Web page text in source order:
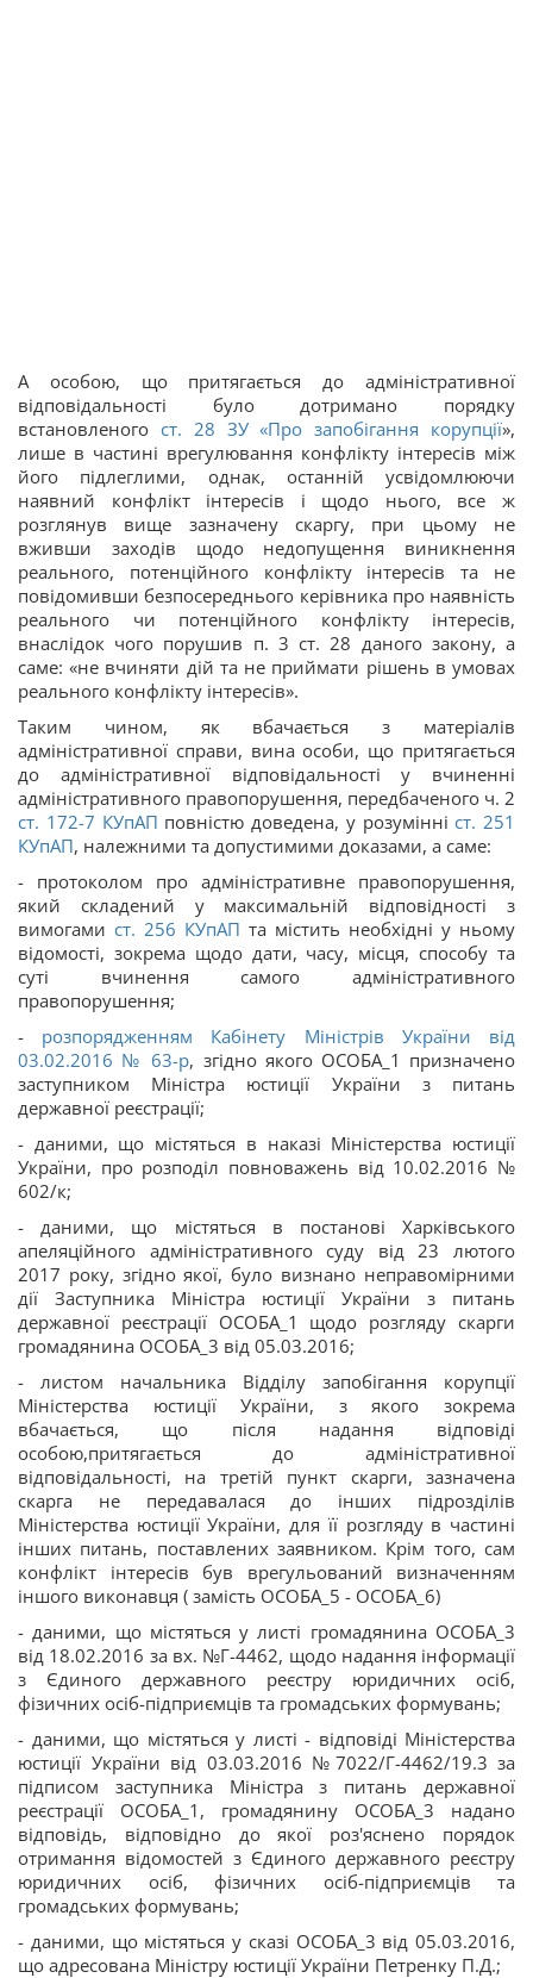
А особою, що притягається до адміністративної
відповідальності було дотримано порядку
встановленого ст. 28 ЗУ «Про запобігання корупції»,
лише в частині врегулювання конфлікту інтересів між
його підлеглими, однак, останній усвідомлюючи
наявний конфлікт інтересів і щодо нього, все ж
розглянув вище зазначену скаргу, при цьому не
вживши заходів щодо недопущення виникнення
реального, потенційного конфлікту інтересів та не
повідомивши безпосереднього керівника про наявність
реального чи потенційного конфлікту інтересів,
внаслідок чого порушив п. 3 ст. 28 даного закону, а
саме: «не вчиняти дій та не приймати рішень в умовах
реального конфлікту інтересів».
Таким чином, як вбачається з матеріалів
адміністративної справи, вина особи, що притягається
до адміністративної відповідальності у вчиненні
адміністративного правопорушення, передбаченого ч. 2
ст. 172-7 КУпАП повністю доведена, у розумінніст. 251
КУпАП, належними та допустимими доказами, а саме:
- протоколом про адміністративне правопорушення,
який складений у максимальній відповідності з
вимогами ст. 256 КУпАП та містить необхідні у ньому
відомості, зокрема щодо дати, часу, місця, способу та
суті вчинення самого адміністративного
правопорушення;
- розпорядженням Кабінету Міністрів України від
03.02.2016 № 63-р, згідно якого ОСОБА_1 призначено
заступником Міністра юстиції України з питань
державної реєстрації;
- даними, що містяться в наказі Міністерства юстиції
України, про розподіл повноважень від 10.02.2016 №
602/к;
- даними, що містяться в постанові Харківського
апеляційного адміністративного суду від 23 лютого
2017 року, згідно якої, було визнано неправомірними
дії Заступника Міністра юстиції України з питань
державної реєстрації ОСОБА_1 щодо розгляду скарги
громадянина ОСОБА_3 від 05.03.2016;
- листом начальника Відділу запобігання корупції
Міністерства юстиції України, з якого зокрема
вбачається, що після надання відповіді
особою,притягається до адміністративної
відповідальності, на третій пункт скарги, зазначена
скарга не передавалася до інших підрозділів
Міністерства юстиції України, для її розгляду в частині
інших питань, поставлених заявником. Крім того, сам
конфлікт інтересів був врегульований визначенням
іншого виконавця ( замість ОСОБА_5 - ОСОБА_6)
- даними, що містяться у листі громадянина ОСОБА_3
від 18.02.2016 за вх. №Г-4462, щодо надання інформації
з Єдиного державного реєстру юридичних осіб,
фізичних осіб-підприємців та громадських формувань;
- даними, що містяться у листі - відповіді Міністерства
юстиції України від 03.03.2016 №7022/Г-4462/19.3 за
підписом заступника Міністра з питань державної
реєстрації ОСОБА_1, громадянину ОСОБА_3 надано
відповідь, відповідно до якої роз'яснено порядок
отримання відомостей з Єдиного державного реєстру
юридичних осіб, фізичних осіб-підприємців та
громадських формувань;
- даними, що містяться у сказі ОСОБА_3 від 05.03.2016,
що адресована Міністру юстиції України Петренку П.Д.;